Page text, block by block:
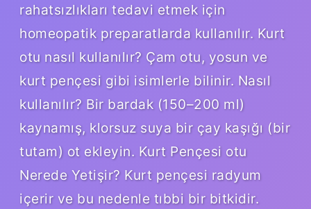
rahatsızlıkları tedavi etmek için
homeopatik preparatlarda kullanılır. Kurt
otu nasıl kullanılır? Çam otu, yosun ve
kurt pençesi gibi isimlerle bilinir. Nasıl
kullanılır? Bir bardak (150–200 ml)
kaynamış, klorsuz suya bir çay kaşığı (bir
tutam) ot ekleyin. Kurt Pençesi otu
Nerede Yetişir? Kurt pençesi radyum
içerir ve bu nedenle tıbbi bir bitkidir.